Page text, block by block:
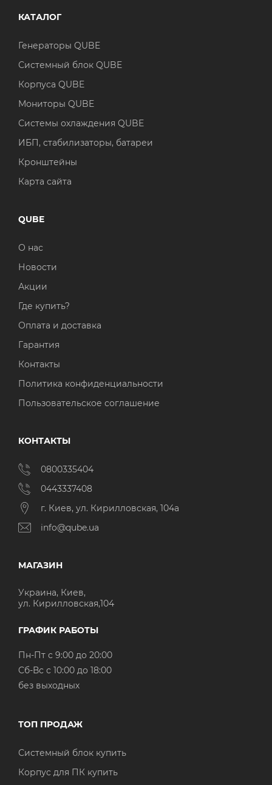
КАТАЛОГ
Генераторы QUBE
Системный блок QUBE
Корпуса QUBE
Мониторы QUBE
Системы охлаждения QUBE
ИБП, стабилизаторы, батареи
Кронштейны
Карта сайта
QUBE
О нас
Новости
Акции
Где купить?
Оплата и доставка
Гарантия
Контакты
Политика конфиденциальности
Пользовательское соглашение
КОНТАКТЫ
0800335404
0443337408
г. Киев, ул. Кирилловская, 104а
info@qube.ua
МАГАЗИН
Украина, Киев,
ул. Кирилловская,104
ГРАФИК РАБОТЫ
Пн-Пт с 9:00 до 20:00
Cб-Вс с 10:00 до 18:00
без выходных
ТОП ПРОДАЖ
Системный блок купить
Корпус для ПК купить